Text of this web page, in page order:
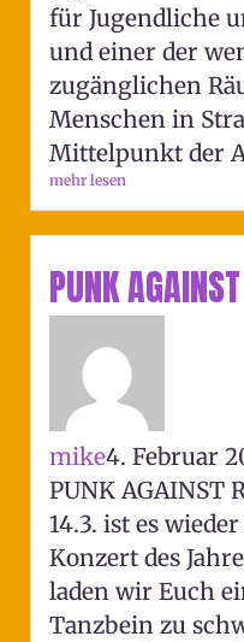
für Jugendliche
und einer der
zugänglichen
Menschen in
Mittelpunkt der
mehr lesen
PUNK
mike4. Februar
PUNK AGAINST
14.3. ist es
Konzert des
laden wir Euch
Tanzbein zu